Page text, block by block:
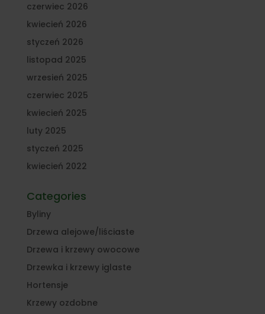
czerwiec 2026
kwiecień 2026
styczeń 2026
listopad 2025
wrzesień 2025
czerwiec 2025
kwiecień 2025
luty 2025
styczeń 2025
kwiecień 2022
Categories
Byliny
Drzewa alejowe/liściaste
Drzewa i krzewy owocowe
Drzewka i krzewy iglaste
Hortensje
Krzewy ozdobne